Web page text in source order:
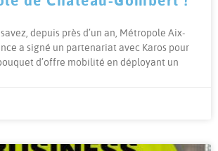
depuis près d’un an, Métropole Aix-
a signé un partenariat avec Karos pour
d’offre mobilité en déployant un